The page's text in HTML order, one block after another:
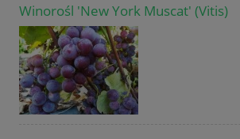
Winorośl 'New York Muscat' (Vitis)